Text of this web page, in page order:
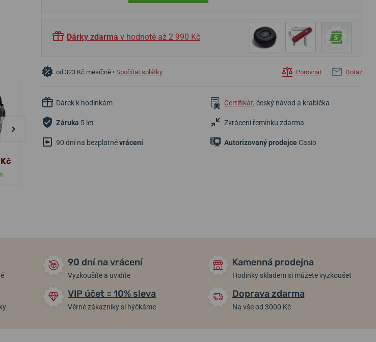
Dárky zdarma v hodnotě až 2 990 Kč
od 323 Kč měsíčně • Spočítat splátky Porovnat Dotaz
Dárek k hodinkám Certifikát, český návod a krabička
Záruka 5 let Zkrácení řemínku zdarma
90 dní na bezplatnévrácení Autorizovaný prodejce Casio
90 dní na vrácení
Vyzkoušíte a uvidíte
Kamenná prodejna
Hodinky skladem si můžete vyzkoušet
VIP účet = 10% sleva
Věrné zákazníky si hýčkáme
Doprava zdarma
Na vše od 3000 Kč